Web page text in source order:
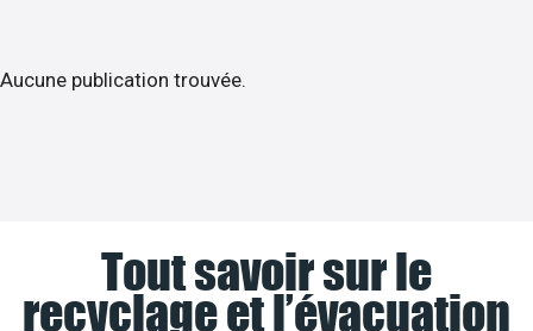
Aucune publication trouvée.
Tout savoir sur le
recyclage et l’évacuation